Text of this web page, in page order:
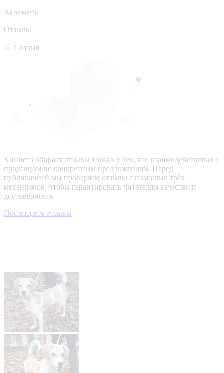
Включить
Отзывы
1 отзыв
Кинпет собирает отзывы только у тех, кто взаимодействовал с
продавцом по конкретным предложениям. Перед
публикацией мы проверяем отзывы с помощью трёх
механизмов, чтобы гарантировать читателям качество и
достоверность
Посмотреть отзывы